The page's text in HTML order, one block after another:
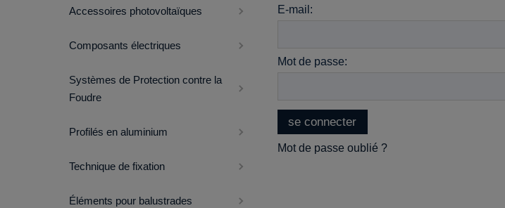
Accessoires photovoltaïques
Composants électriques
Systèmes de Protection contre la
Foudre
Profilés en aluminium
Technique de fixation
Éléments pour balustrades
E-mail:
Mot de passe:
se connecter
Mot de passe oublié ?